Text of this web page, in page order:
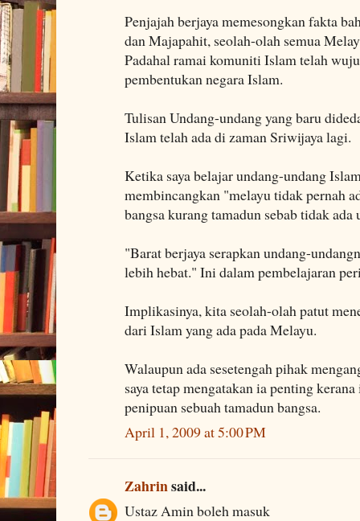
Penjajah berjaya memesongkan fakta
dan Majapahit, seolah-olah semua
Padahal ramai komuniti Islam telah
pembentukan negara Islam.
Tulisan Undang-undang yang baru
Islam telah ada di zaman Sriwijaya lagi.
Ketika saya belajar undang-undang
membincangkan "melayu tidak pernah
bangsa kurang tamadun sebab tidak
"Barat berjaya serapkan undang-
lebih hebat." Ini dalam pembelajaran
Implikasinya, kita seolah-olah patut
dari Islam yang ada pada Melayu.
Walaupun ada sesetengah pihak
saya tetap mengatakan ia penting
penipuan sebuah tamadun bangsa.
April 1, 2009 at 5:00 PM
Zahrinsaid...
Ustaz Amin boleh masuk